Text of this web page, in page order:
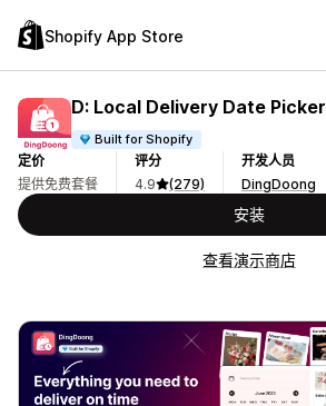
Shopify App Store
D: Local Delivery Date Picker
Built for Shopify
定价
提供免费套餐
评分
4.9
(279)
开发人员
DingDoong
安装
查看演示商店